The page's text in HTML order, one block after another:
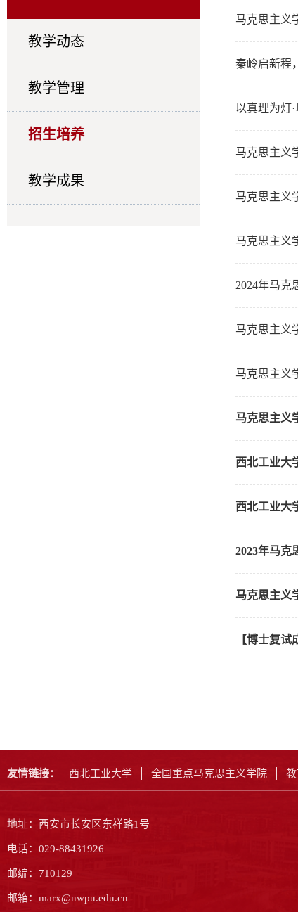
教学动态
教学管理
招生培养
教学成果
马克思主义
秦岭启新程
以真理为灯
马克思主义
马克思主义
马克思主义
2024年马克
马克思主义
马克思主义
马克思主义
西北工业大
西北工业大
2023年马克
马克思主义
【博士复
友情链接： 西北工业大学 全国重点马克思主义学院
地址：西安市长安区东祥路1号
电话：029-88431926
邮编：710129
邮箱：marx@nwpu.edu.cn